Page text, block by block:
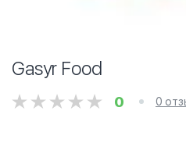
Gasyr Food
0 0